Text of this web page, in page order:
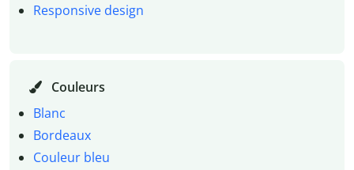
Responsive design
Couleurs
Blanc
Bordeaux
Couleur bleu